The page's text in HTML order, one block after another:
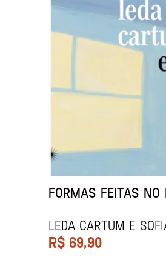
FORMAS FEITAS NO
Leda Cartum e
Nestroviski
R$ 69,90